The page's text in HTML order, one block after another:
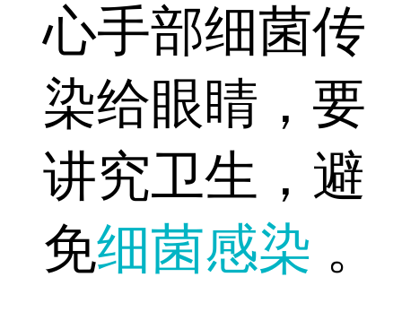
心手部细菌传
染给眼睛，要
讲究卫生，避
免细菌感染 。